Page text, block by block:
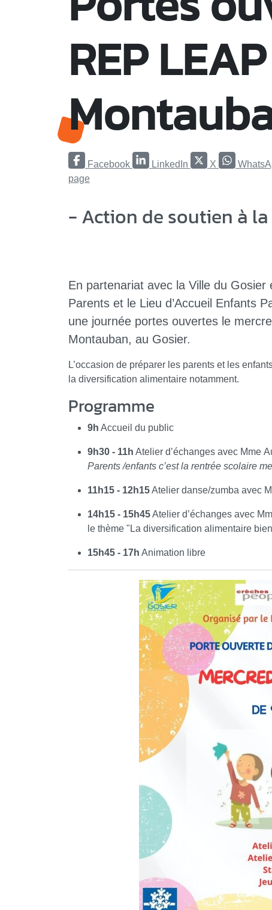
REP
Facebook LinkedIn X
page
- Action de soutien à
En partenariat avec la Ville du
Parents et le Lieu d’Accueil Enfants
une journée portes ouvertes le
Montauban, au Gosier.
L’occasion de préparer les parents et les
la diversification alimentaire notamment.
Programme
9h Accueil du public
9h30 - 11h Atelier d’échanges avec Mme
Parents /enfants c’est la rentrée scolaire
11h15 - 12h15Atelier danse/zumba avec
14h15 - 15h45Atelier d’échanges avec
le thème "La diversification alimentaire
15h45 - 17h Animation libre